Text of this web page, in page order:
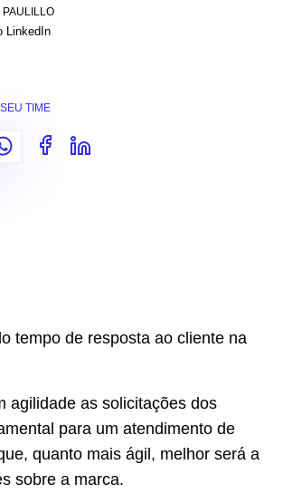
PAULILLO
LinkedIn
TIME
tempo de resposta ao cliente na
agilidade as solicitações dos
para um atendimento de
quanto mais ágil, melhor será a
sobre a marca.